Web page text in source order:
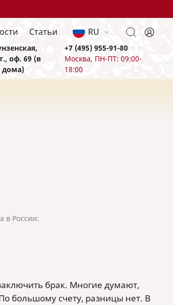
Статьи RU
оф. 69 (в
дома)
+7 (495) 955-91-80
Москва, ПН-ПТ: 09:00-
18:00
в России:
брак. Многие думают,
большому счету, разницы нет. В